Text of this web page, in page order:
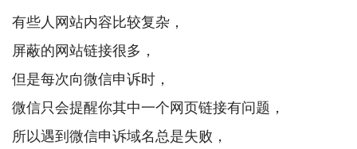
有些人网站内容比较复杂，
屏蔽的网站链接很多，
但是每次向微信申诉时，
微信只会提醒你其中一个网页链接有问题，
所以遇到微信申诉域名总是失败，